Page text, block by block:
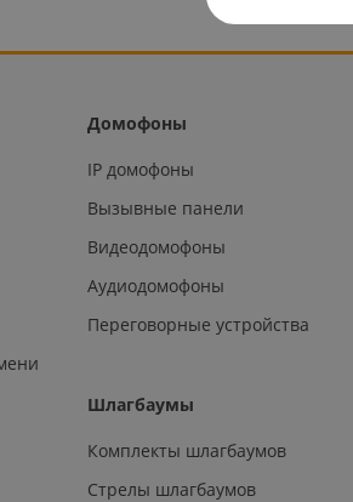
Домофоны
IP домофоны
Вызывные панели
Видеодомофоны
Аудиодомофоны
Переговорные устройства
Шлагбаумы
Комплекты шлагбаумов
Стрелы шлагбаумов